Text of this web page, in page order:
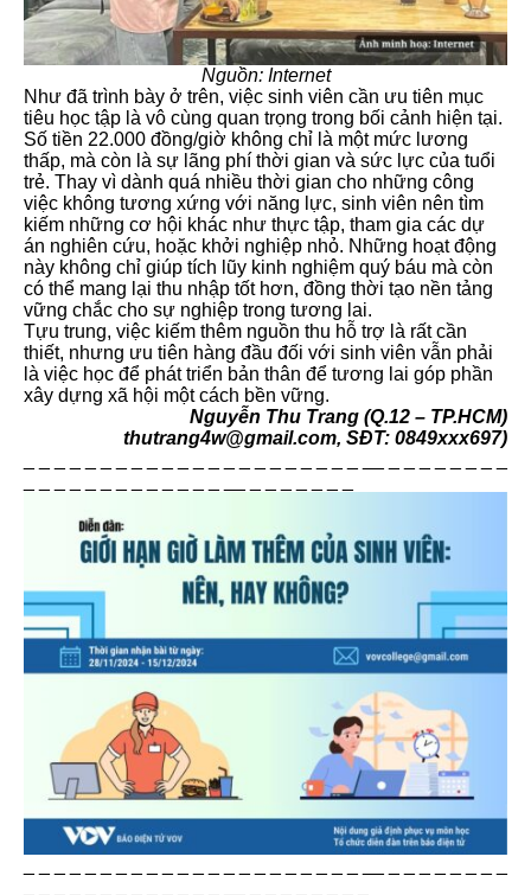
Nguồn: Internet
Như đã trình bày ở trên, việc sinh viên cần ưu tiên mục
tiêu học tập là vô cùng quan trọng trong bối cảnh hiện tại.
Số tiền 22.000 đồng/giờ không chỉ là một mức lương
thấp, mà còn là sự lãng phí thời gian và sức lực của tuổi
trẻ. Thay vì dành quá nhiều thời gian cho những công
việc không tương xứng với năng lực, sinh viên nên tìm
kiếm những cơ hội khác như thực tập, tham gia các dự
án nghiên cứu, hoặc khởi nghiệp nhỏ. Những hoạt động
này không chỉ giúp tích lũy kinh nghiệm quý báu mà còn
có thể mang lại thu nhập tốt hơn, đồng thời tạo nền tảng
vững chắc cho sự nghiệp trong tương lai.
Tựu trung, việc kiếm thêm nguồn thu hỗ trợ là rất cần
thiết, nhưng ưu tiên hàng đầu đối với sinh viên vẫn phải
là việc học để phát triển bản thân để tương lai góp phần
xây dựng xã hội một cách bền vững.
Nguyễn Thu Trang (Q.12 – TP.HCM)
thutrang4w@gmail.com, SĐT: 0849xxx697)